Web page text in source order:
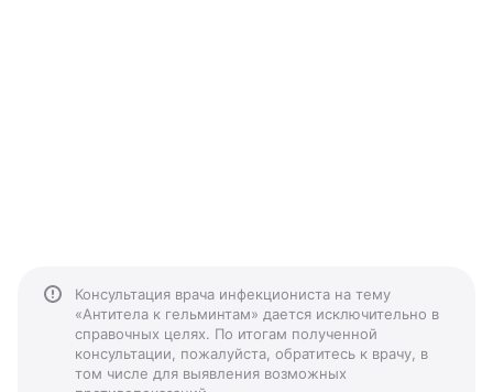
Консультация врача инфекциониста на тему
«Антитела к гельминтам» дается исключительно в
справочных целях. По итогам полученной
консультации, пожалуйста, обратитесь к врачу, в
том числе для выявления возможных